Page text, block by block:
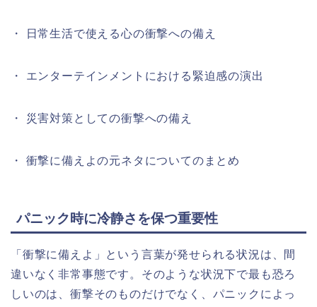
・ 日常生活で使える心の衝撃への備え
・ エンターテインメントにおける緊迫感の演出
・ 災害対策としての衝撃への備え
・ 衝撃に備えよの元ネタについてのまとめ
パニック時に冷静さを保つ重要性
「衝撃に備えよ」という言葉が発せられる状況は、間
違いなく非常事態です。そのような状況下で最も恐ろ
しいのは、衝撃そのものだけでなく、パニックによっ